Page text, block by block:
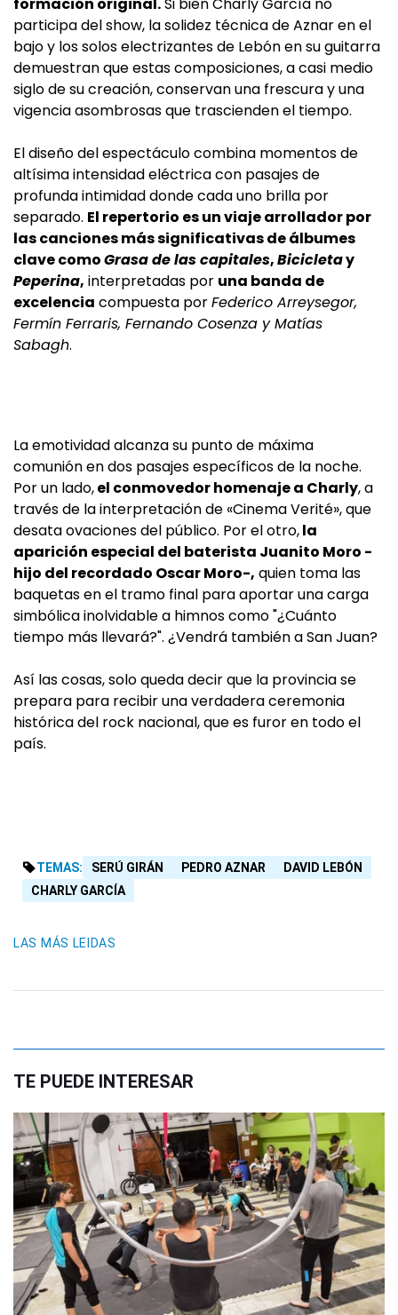
participa del show, la solidez técnica de Aznar en el
bajo y los solos electrizantes de Lebón en su guitarra
demuestran que estas composiciones, a casi medio
siglo de su creación, conservan una frescura y una
vigencia asombrosas que trascienden el tiempo.
El diseño del espectáculo combina momentos de
altísima intensidad eléctrica con pasajes de
profunda intimidad donde cada uno brilla por
separado. El repertorio es un viaje arrollador por
las canciones más significativas de álbumes
clave comoGrasa de las capitales,Bicicletay
Peperina, interpretadas por una banda de
excelencia compuesta porFederico Arreysegor,
Fermín Ferraris, Fernando Cosenza y Matías
Sabagh.
La emotividad alcanza su punto de máxima
comunión en dos pasajes específicos de la noche.
Por un lado,el conmovedor homenaje a Charly, a
través de la interpretación de «Cinema Verité», que
desata ovaciones del público. Por el otro,la
aparición especial del baterista Juanito Moro -
hijo del recordado Oscar Moro-, quien toma las
baquetas en el tramo final para aportar una carga
simbólica inolvidable a himnos como "¿Cuánto
tiempo más llevará?". ¿Vendrá también a San Juan?
Así las cosas, solo queda decir que la provincia se
prepara para recibir una verdadera ceremonia
histórica del rock nacional, que es furor en todo el
país.
TEMAS: SERÚ GIRÁN PEDRO AZNAR
DAVID LEBÓN
CHARLY GARCÍA
LAS MÁS LEIDAS
TE PUEDE INTERESAR